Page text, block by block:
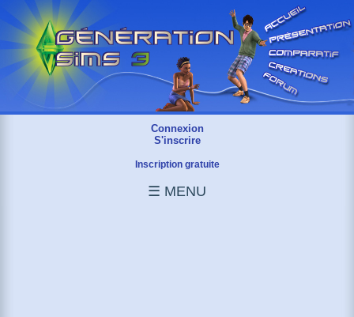
Connexion
S'inscrire
Inscription gratuite
☰ MENU